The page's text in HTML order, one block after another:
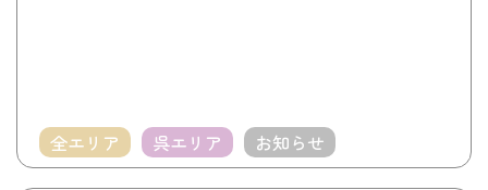
全エリア 呉エリア お知らせ